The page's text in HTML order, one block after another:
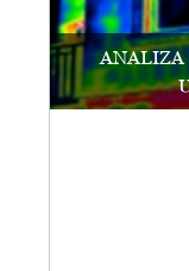
ANALIZA